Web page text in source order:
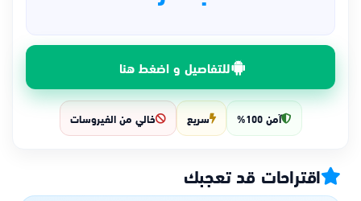
للتفاصيل و اضغط هنا
آمن 100% سريع خالي من الفيروسات
اقتراحات قد تعجبك